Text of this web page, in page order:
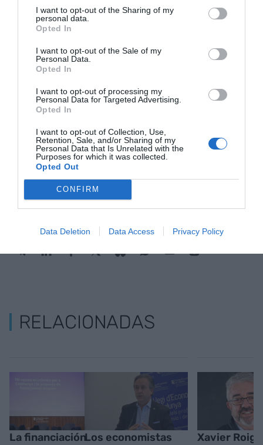
I want to opt-out of the Sharing of my
personal data.
Opted In
I want to opt-out of the Sale of my
Personal Data.
Opted In
I want to opt-out of processing my
Personal Data for Targeted Advertising.
Opted In
I want to opt-out of Collection, Use,
Retention, Sale, and/or Sharing of my
Personal Data that Is Unrelated with the
Purposes for which it was collected.
Opted Out
CONFIRM
Data Deletion Data Access Privacy Policy
escalado al segundo lugar con un 40,3%. En
tercer lugar, está la situación política con un 39%,
baja productividad, con un 34,9% y un 27,6%
respectivamente. La sequía, que lideraba el
ranking en la encuesta pasada, ocupa en
primavera el séptimo lugar con el 15,7%.
AñadirVIA Empresacomo fuente preferida
de Google de forma gratuita
Mantente informado con las últimas noticias de
actualidad
ACTIVAR AHORA
RELACIONADAS
La financiaciónLos economistas
Xavier Roig -